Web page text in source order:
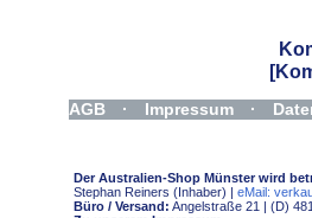
AGB · Impressum ·
Der Australien-Shop Münster wird
Stephan Reiners (Inhaber) | eMail:
Büro / Versand: Angelstraße 21 | (D)